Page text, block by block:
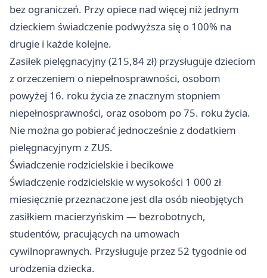
bez ograniczeń. Przy opiece nad więcej niż jednym
dzieckiem świadczenie podwyższa się o 100% na
drugie i każde kolejne.
Zasiłek pielęgnacyjny (215,84 zł) przysługuje dzieciom
z orzeczeniem o niepełnosprawności, osobom
powyżej 16. roku życia ze znacznym stopniem
niepełnosprawności, oraz osobom po 75. roku życia.
Nie można go pobierać jednocześnie z dodatkiem
pielęgnacyjnym z ZUS.
Świadczenie rodzicielskie i becikowe
Świadczenie rodzicielskie w wysokości 1 000 zł
miesięcznie przeznaczone jest dla osób nieobjętych
zasiłkiem macierzyńskim — bezrobotnych,
studentów, pracujących na umowach
cywilnoprawnych. Przysługuje przez 52 tygodnie od
urodzenia dziecka.